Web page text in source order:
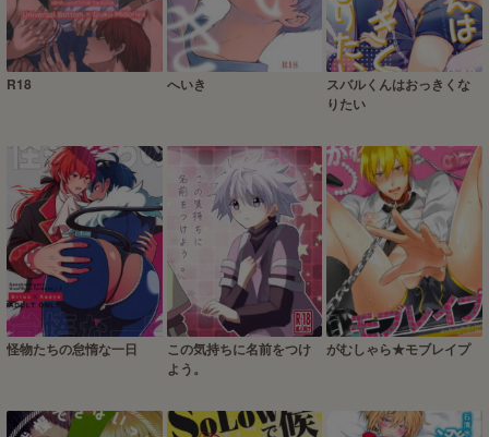
R18 へいき
スバルくんはおっきくな
りたい
怪物たちの怠惰な一日
この気持ちに名前をつけ
よう。
がむしゃら★モブレイプ